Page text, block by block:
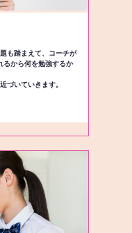
も踏まえて、コーチが
るから何を勉強するか
づいていきます。